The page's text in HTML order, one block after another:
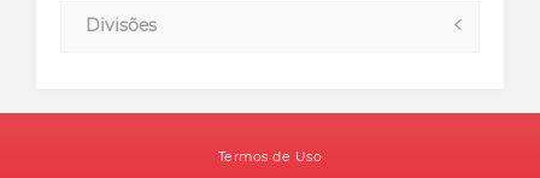
Divisões
Termos de Uso